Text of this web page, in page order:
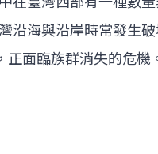
沿海與沿岸時常發生
面臨族群消失的危機